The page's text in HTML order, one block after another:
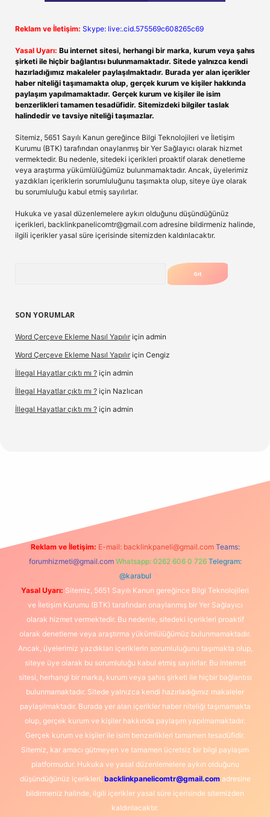
Reklam ve İletişim: Skype: live:.cid.575569c608265c69
Yasal Uyarı: Bu internet sitesi, herhangi bir marka, kurum veya şahıs
şirketi ile hiçbir bağlantısı bulunmamaktadır. Sitede yalnızca kendi
hazırladığımız makaleler paylaşılmaktadır. Burada yer alan içerikler
haber niteliği taşımamakta olup, gerçek kurum ve kişiler hakkında
paylaşım yapılmamaktadır. Gerçek kurum ve kişiler ile isim
benzerlikleri tamamen tesadüfidir. Sitemizdeki bilgiler taslak
halindedir ve tavsiye niteliği taşımazlar.
Sitemiz, 5651 Sayılı Kanun gereğince Bilgi Teknolojileri ve İletişim
Kurumu (BTK) tarafından onaylanmış bir Yer Sağlayıcı olarak hizmet
vermektedir. Bu nedenle, sitedeki içerikleri proaktif olarak denetleme
veya araştırma yükümlülüğümüz bulunmamaktadır. Ancak, üyelerimiz
yazdıkları içeriklerin sorumluluğunu taşımakta olup, siteye üye olarak
bu sorumluluğu kabul etmiş sayılırlar.
Hukuka ve yasal düzenlemelere aykırı olduğunu düşündüğünüz
içerikleri, backlinkpanelicomtr@gmail.com adresine bildirmeniz halinde,
ilgili içerikler yasal süre içerisinde sitemizden kaldırılacaktır.
SON YORUMLAR
Word Çerçeve Ekleme Nasıl Yapılır için admin
Word Çerçeve Ekleme Nasıl Yapılır için Cengiz
İllegal Hayatlar çıktı mı ? için admin
İllegal Hayatlar çıktı mı ? için Nazlıcan
İllegal Hayatlar çıktı mı ? için admin
Reklam ve İletişim: E-mail: backlinkpaneli@gmail.com Teams:
forumhizmeti@gmail.com Whatsapp: 0262 606 0 726 Telegram:
@karabul
Yasal Uyarı: Sitemiz, 5651 Sayılı Kanun gereğince Bilgi Teknolojileri
ve İletişim Kurumu (BTK) tarafından onaylanmış bir Yer Sağlayıcı
olarak hizmet vermektedir. Bu nedenle, sitedeki içerikleri proaktif
olarak denetleme veya araştırma yükümlülüğümüz bulunmamaktadır.
Ancak, üyelerimiz yazdıkları içeriklerin sorumluluğunu taşımakta olup,
siteye üye olarak bu sorumluluğu kabul etmiş sayılırlar. Bu internet
sitesi, herhangi bir marka, kurum veya şahıs şirketi ile hiçbir bağlantısı
bulunmamaktadır. Sitede yalnızca kendi hazırladığımız makaleler
paylaşılmaktadır. Burada yer alan içerikler haber niteliği taşımamakta
olup, gerçek kurum ve kişiler hakkında paylaşım yapılmamaktadır.
Gerçek kurum ve kişiler ile isim benzerlikleri tamamen tesadüfidir.
Sitemiz, kar amacı gütmeyen ve tamamen ücretsiz bir bilgi paylaşım
platformudur. Hukuka ve yasal düzenlemelere aykırı olduğunu
düşündüğünüz içerikleri, backlinkpanelicomtr@gmail.comadresine
bildirmeniz halinde, ilgili içerikler yasal süre içerisinde sitemizden
kaldırılacaktır.